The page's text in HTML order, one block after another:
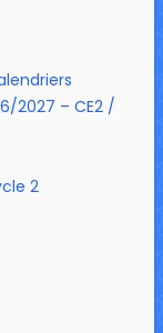
2027 – CE2 /
2